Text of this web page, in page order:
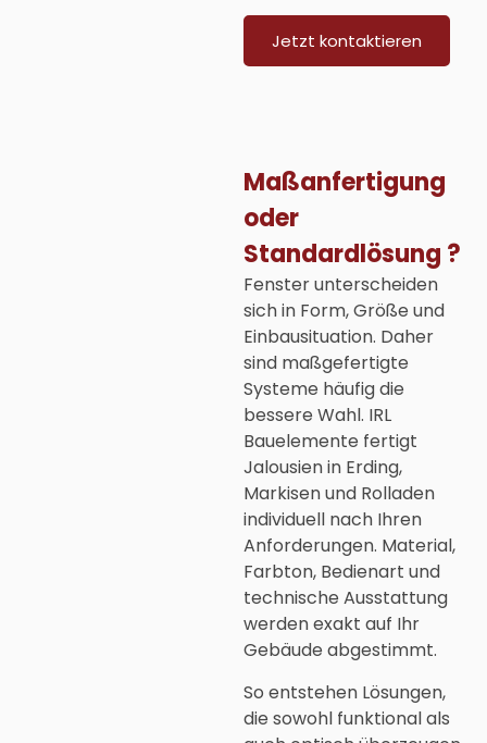
Jetzt kontaktieren
Maßanfertigung
oder
Standardlösung ?
Fenster unterscheiden
sich in Form, Größe und
Einbausituation. Daher
sind maßgefertigte
Systeme häufig die
bessere Wahl. IRL
Bauelemente fertigt
Jalousien in Erding,
Markisen und Rolladen
individuell nach Ihren
Anforderungen. Material,
Farbton, Bedienart und
technische Ausstattung
werden exakt auf Ihr
Gebäude abgestimmt.
So entstehen Lösungen,
die sowohl funktional als